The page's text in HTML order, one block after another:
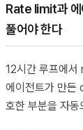
Rate limit과 에
풀어야 한다
12시간 루프에서
에이전트가 만든
호한 부분을 자